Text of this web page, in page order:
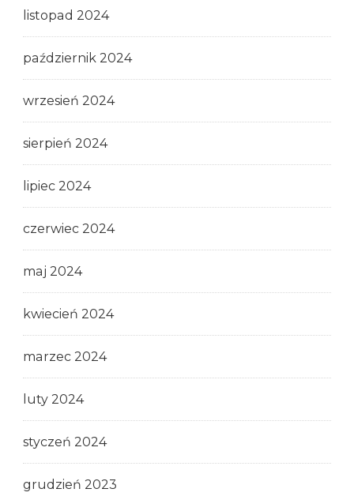
listopad 2024
październik 2024
wrzesień 2024
sierpień 2024
lipiec 2024
czerwiec 2024
maj 2024
kwiecień 2024
marzec 2024
luty 2024
styczeń 2024
grudzień 2023